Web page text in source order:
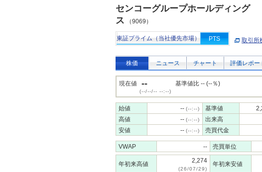
センコーグループホールディング
ス （9069）
東証プライム（当社優先市場） PTS 取引所
株価 ニュース チャート 評価レポー
現在値 --
(--/--/-- --:--)
基準値比 -- (--％)
始値 -- (--:--) 基準値
高値 -- (--:--) 出来高
安値 -- (--:--) 売買代金
VWAP -- 売買単位
年初来高値 2,274
(26/07/29)
年初来安値